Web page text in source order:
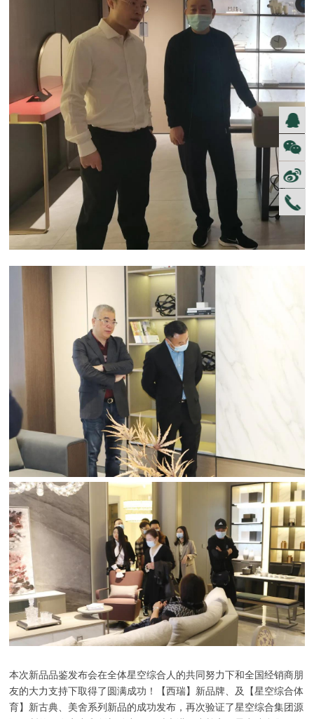
本次新品品鉴发布会在全体星空综合人的共同努力下和全国经销商朋
友的大力支持下取得了圆满成功！【西瑞】新品牌、及【星空综合体
育】新古典、美舍系列新品的成功发布，再次验证了星空综合集团源